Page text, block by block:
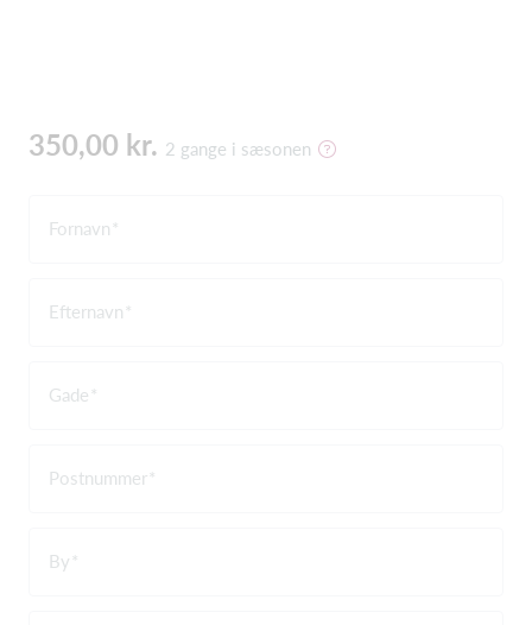
350,00 kr. 2 gange i sæsonen
Fornavn
Efternavn
Gade
Postnummer
By